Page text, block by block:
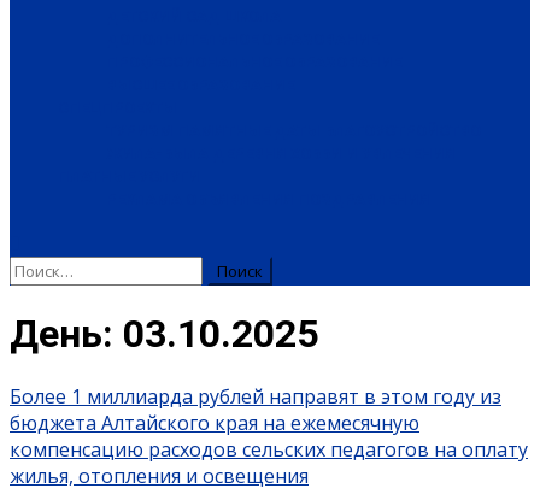
Найти:
День: 03.10.2025
Более 1 миллиарда рублей направят в этом году из
бюджета Алтайского края на ежемесячную
компенсацию расходов сельских педагогов на оплату
жилья, отопления и освещения